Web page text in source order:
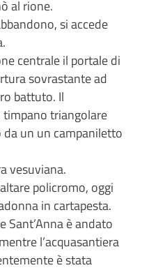
al rione.
si accede
centrale il portale di
sovrastante ad
battuto. Il
triangolare
un un campaniletto
vesuviana.
policromo, oggi
in cartapesta.
è andato
l’acquasantiera
è stata